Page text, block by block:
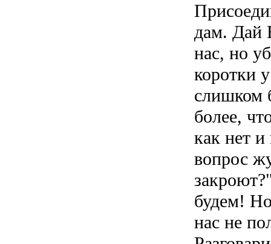
дам. Дай
нас, но
коротки
слишком
более,
как нет
вопрос
будем!
нас не